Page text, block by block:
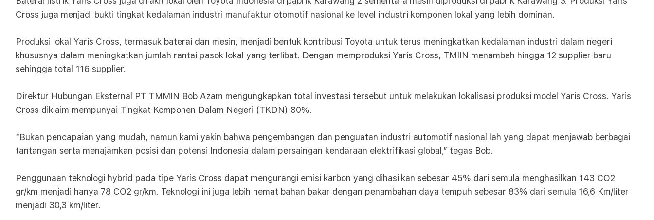
Cross juga menjadi bukti tingkat kedalaman industri manufaktur otomotif nasional ke level industri komponen lokal yang lebih dominan.
Produksi lokal Yaris Cross, termasuk baterai dan mesin, menjadi bentuk kontribusi Toyota untuk terus meningkatkan kedalaman industri dalam negeri
khususnya dalam meningkatkan jumlah rantai pasok lokal yang terlibat. Dengan memproduksi Yaris Cross, TMIIN menambah hingga 12 supplier baru
sehingga total 116 supplier.
Direktur Hubungan Eksternal PT TMMIN Bob Azam mengungkapkan total investasi tersebut untuk melakukan lokalisasi produksi model Yaris Cross. Yaris
Cross diklaim mempunyai Tingkat Komponen Dalam Negeri (TKDN) 80%.
“Bukan pencapaian yang mudah, namun kami yakin bahwa pengembangan dan penguatan industri automotif nasional lah yang dapat menjawab berbagai
tantangan serta menajamkan posisi dan potensi Indonesia dalam persaingan kendaraan elektrifikasi global,” tegas Bob.
Penggunaan teknologi hybrid pada tipe Yaris Cross dapat mengurangi emisi karbon yang dihasilkan sebesar 45% dari semula menghasilkan 143 CO2
gr/km menjadi hanya 78 CO2 gr/km. Teknologi ini juga lebih hemat bahan bakar dengan penambahan daya tempuh sebesar 83% dari semula 16,6 Km/liter
menjadi 30,3 km/liter.